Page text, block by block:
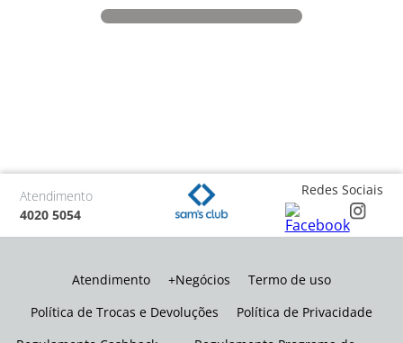
Atendimento
4020 5054
Redes Sociais
Atendimento +Negócios
Termo de uso
Política de Trocas e Devoluções
Política de Privacidade